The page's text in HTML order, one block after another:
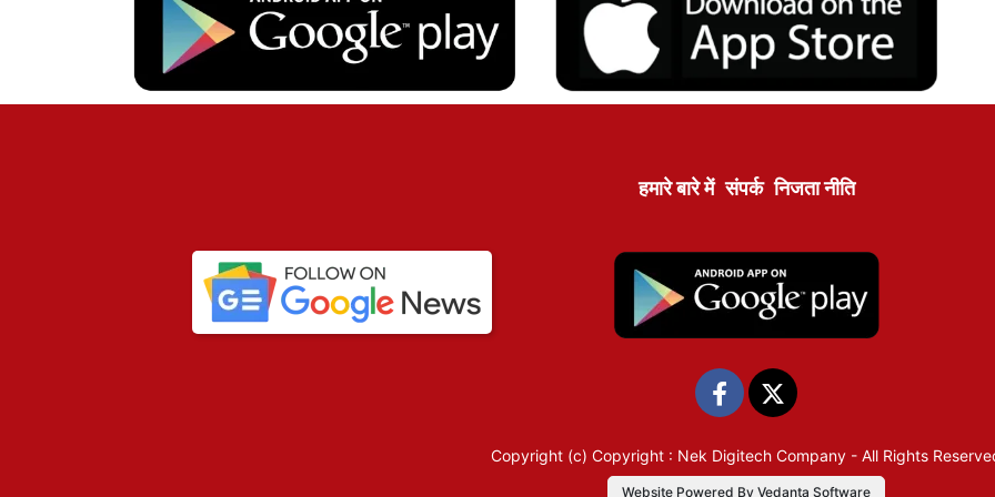
हमारे बारे में संपर्क निजता नीति
Copyright (c) Copyright : Nek Digitech Company - All Rights
Website Powered By Vedanta Software